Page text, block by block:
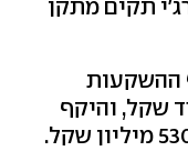
תקים מתקן
ההשקעות
2.1 מיליארד שקל, והיקף